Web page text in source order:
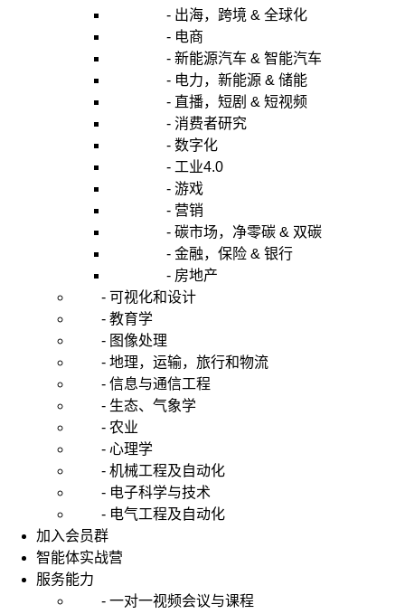
- 出海，跨境 & 全球化
- 电商
- 新能源汽车 & 智能汽车
- 电力，新能源 & 储能
- 直播，短剧 & 短视频
- 消费者研究
- 数字化
- 工业4.0
- 游戏
- 营销
- 碳市场，净零碳 & 双碳
- 金融，保险 & 银行
- 房地产
- 可视化和设计
- 教育学
- 图像处理
- 地理，运输，旅行和物流
- 信息与通信工程
- 生态、气象学
- 农业
- 心理学
- 机械工程及自动化
- 电子科学与技术
- 电气工程及自动化
加入会员群
智能体实战营
服务能力
- 一对一视频会议与课程